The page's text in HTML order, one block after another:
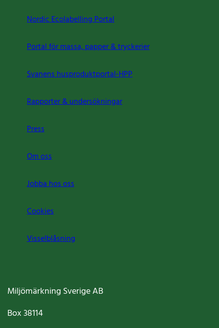
Nordic Ecolabelling Portal
Portal för massa, papper & tryckerier
Svanens husproduktportal-HPP
Rapporter & undersökningar
Press
Om oss
Jobba hos oss
Cookies
Visselblåsning
Miljömärkning Sverige AB
Box38114